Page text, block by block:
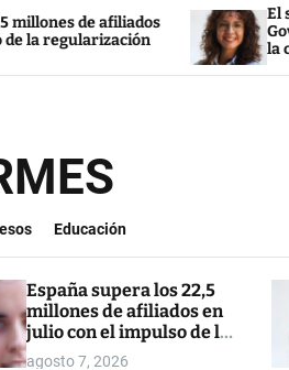
El sector de la
Govern tras el fiasco
la compra
Educación
España supera los 22,5
millones de afiliados en
julio con el impulso de la
regularización
agosto 7, 2026